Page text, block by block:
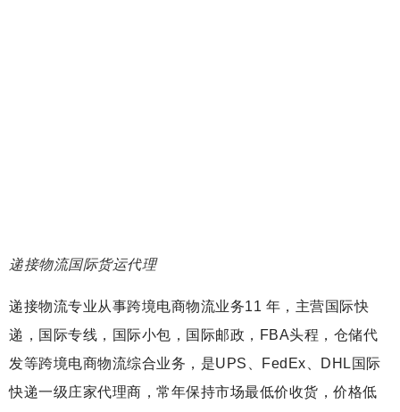
递接物流国际货运代理
递接物流专业从事跨境电商物流业务11 年，主营国际快
递，国际专线，国际小包，国际邮政，FBA头程，仓储代
发等跨境电商物流综合业务，是UPS、FedEx、DHL国际
快递一级庄家代理商，常年保持市场最低价收货，价格低